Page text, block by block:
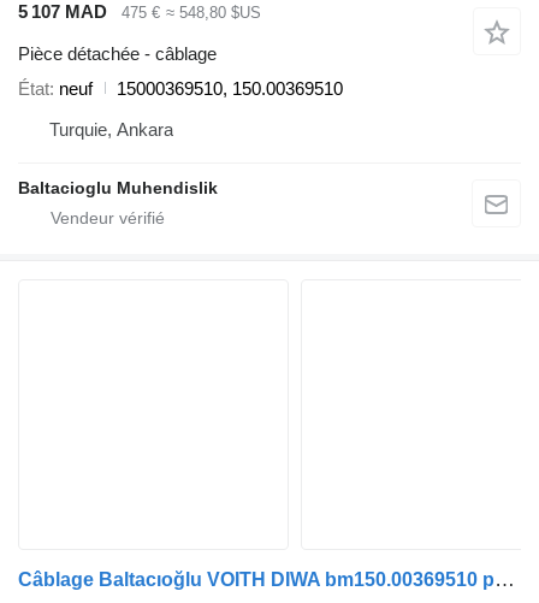
5 107 MAD 475 € ≈ 548,80 $US
Pièce détachée - câblage
État neuf
15000369510, 150.00369510
Turquie, Ankara
Baltacioglu Muhendislik
Câblage Baltacıoğlu VOITH DIWA bm150.00369510 pour bus